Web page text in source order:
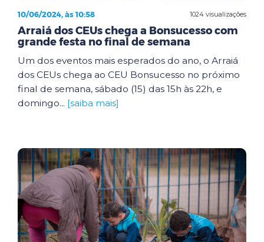
1024 visualizações
10/06/2024, às 10:58
Arraiá dos CEUs chega a Bonsucesso com
grande festa no final de semana
Um dos eventos mais esperados do ano, o Arraiá
dos CEUs chega ao CEU Bonsucesso no próximo
final de semana, sábado (15) das 15h às 22h, e
domingo... [saiba mais]